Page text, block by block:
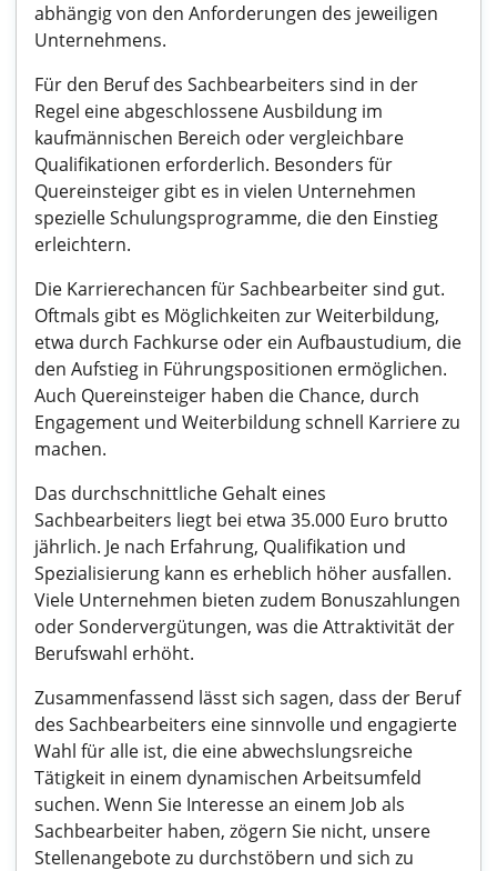
abhängig von den Anforderungen des jeweiligen
Unternehmens.
Für den Beruf des Sachbearbeiters sind in der
Regel eine abgeschlossene Ausbildung im
kaufmännischen Bereich oder vergleichbare
Qualifikationen erforderlich. Besonders für
Quereinsteiger gibt es in vielen Unternehmen
spezielle Schulungsprogramme, die den Einstieg
erleichtern.
Die Karrierechancen für Sachbearbeiter sind gut.
Oftmals gibt es Möglichkeiten zur Weiterbildung,
etwa durch Fachkurse oder ein Aufbaustudium, die
den Aufstieg in Führungspositionen ermöglichen.
Auch Quereinsteiger haben die Chance, durch
Engagement und Weiterbildung schnell Karriere zu
machen.
Das durchschnittliche Gehalt eines
Sachbearbeiters liegt bei etwa 35.000 Euro brutto
jährlich. Je nach Erfahrung, Qualifikation und
Spezialisierung kann es erheblich höher ausfallen.
Viele Unternehmen bieten zudem Bonuszahlungen
oder Sondervergütungen, was die Attraktivität der
Berufswahl erhöht.
Zusammenfassend lässt sich sagen, dass der Beruf
des Sachbearbeiters eine sinnvolle und engagierte
Wahl für alle ist, die eine abwechslungsreiche
Tätigkeit in einem dynamischen Arbeitsumfeld
suchen. Wenn Sie Interesse an einem Job als
Sachbearbeiter haben, zögern Sie nicht, unsere
Stellenangebote zu durchstöbern und sich zu